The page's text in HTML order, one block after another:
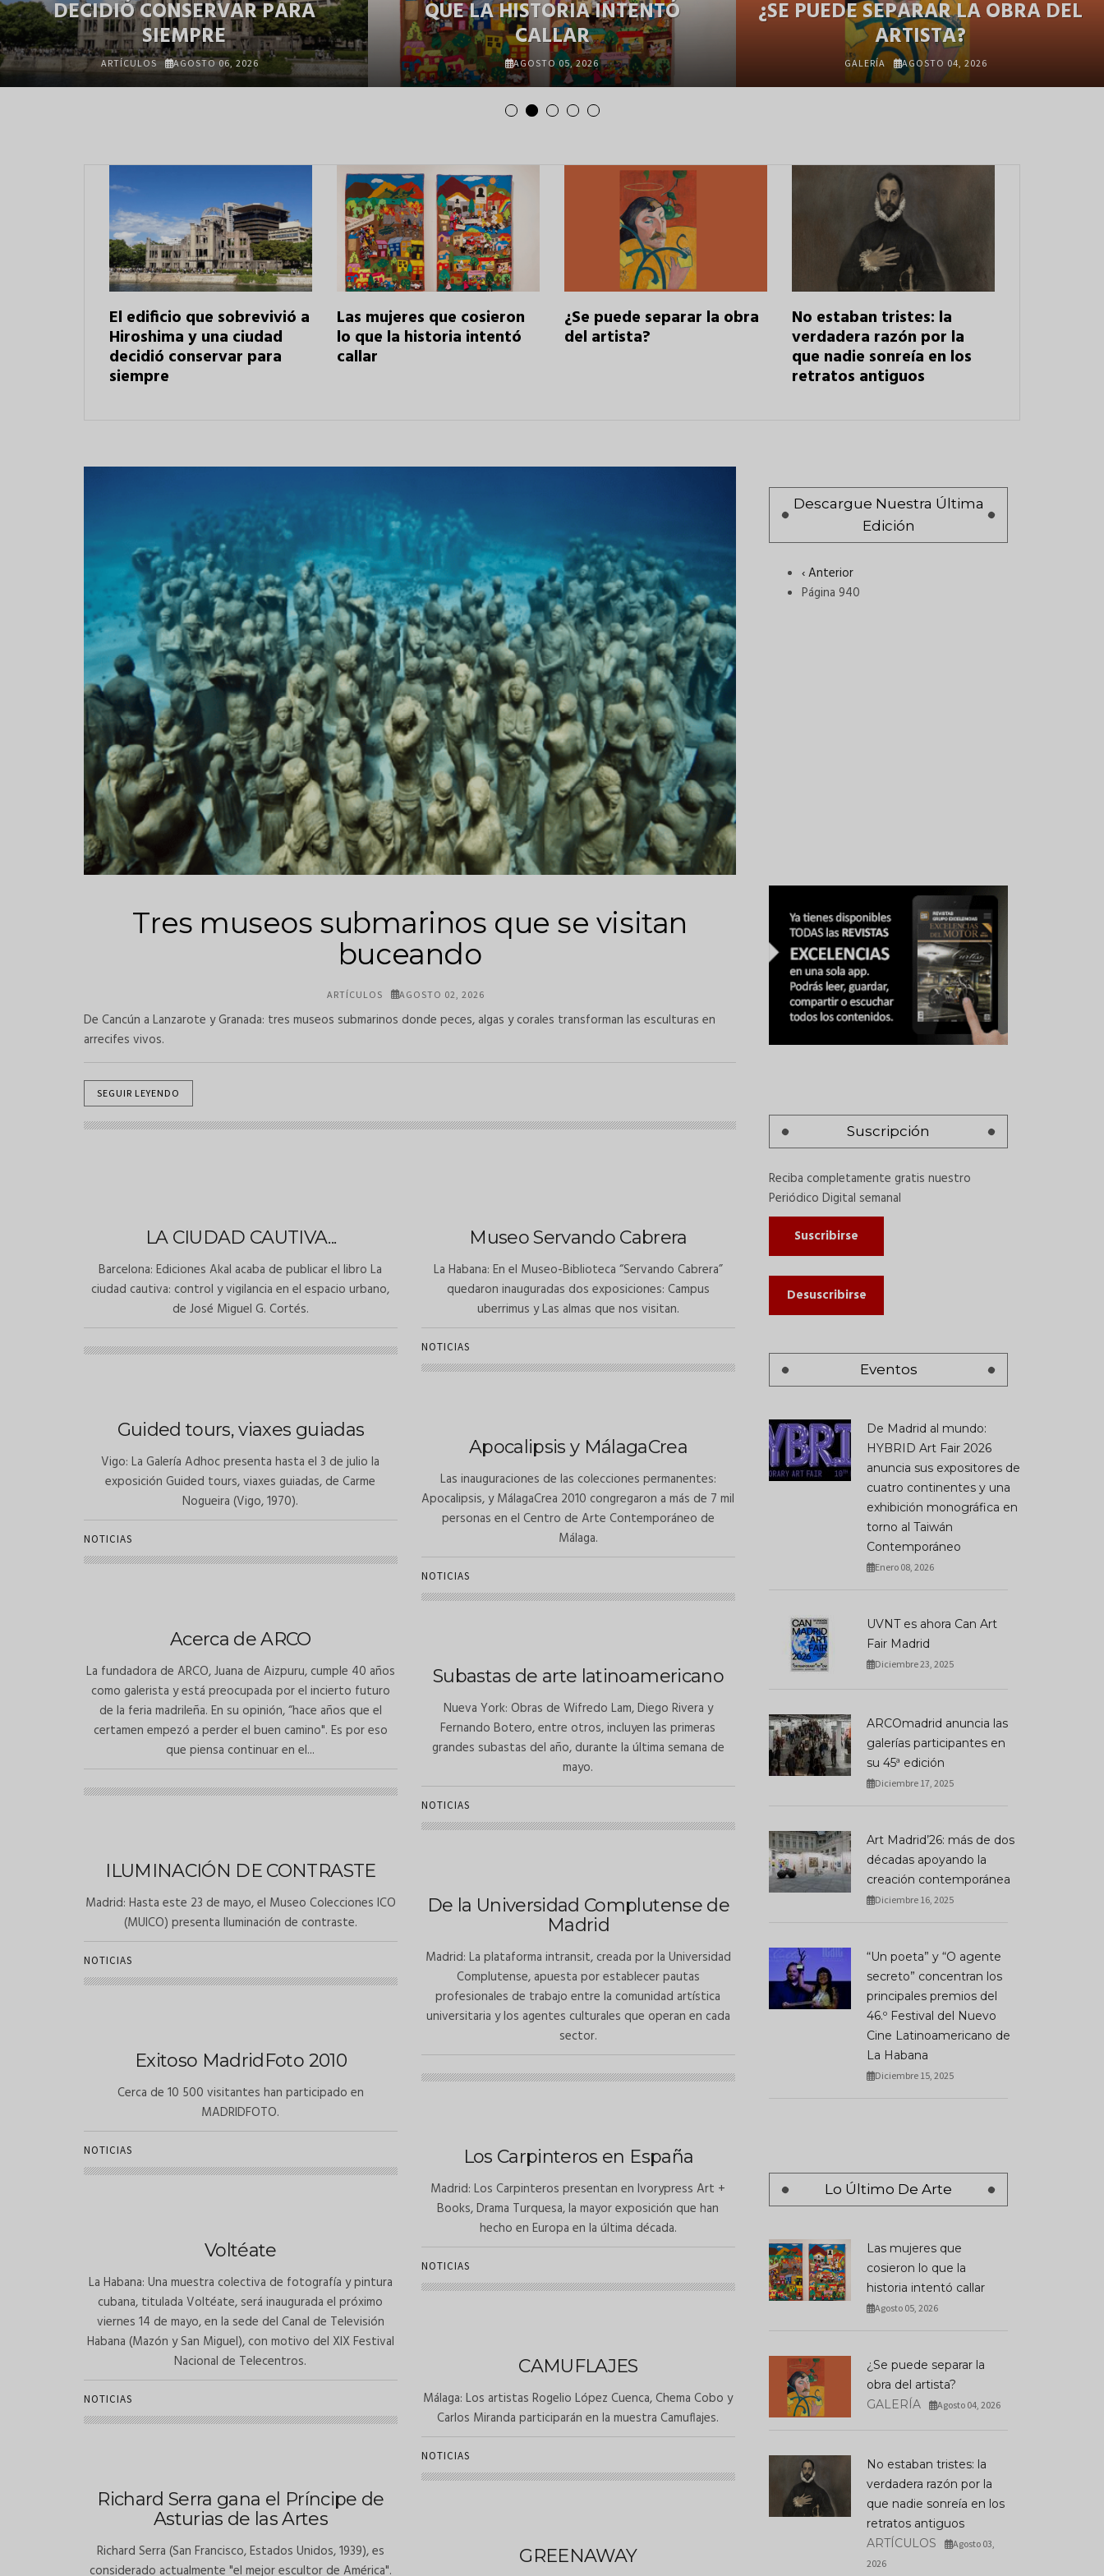
DECIDIÓ CONSERVAR PARA
SIEMPRE
ARTÍCULOS AGOSTO 06, 2026
QUE LA HISTORIA INTENTÓ
CALLAR
AGOSTO 05, 2026
¿SE PUEDE SEPARAR LA OBRA DEL
ARTISTA?
GALERÍA AGOSTO 04, 2026
El edificio que sobrevivió a
Hiroshima y una ciudad
decidió conservar para
siempre
Las mujeres que cosieron
lo que la historia intentó
callar
¿Se puede separar la obra
del artista?
No estaban tristes: la
verdadera razón por la
que nadie sonreía en los
retratos antiguos
Tres museos submarinos que se visitan
buceando
ARTÍCULOS AGOSTO 02, 2026
De Cancún a Lanzarote y Granada: tres museos submarinos donde peces, algas y corales transforman las esculturas en
arrecifes vivos.
SEGUIR LEYENDO
LA CIUDAD CAUTIVA...
Barcelona: Ediciones Akal acaba de publicar el libro La
ciudad cautiva: control y vigilancia en el espacio urbano,
de José Miguel G. Cortés.
Museo Servando Cabrera
La Habana: En el Museo-Biblioteca “Servando Cabrera”
quedaron inauguradas dos exposiciones: Campus
uberrimus y Las almas que nos visitan.
NOTICIAS
Guided tours, viaxes guiadas
Vigo: La Galería Adhoc presenta hasta el 3 de julio la
exposición Guided tours, viaxes guiadas, de Carme
Nogueira (Vigo, 1970).
NOTICIAS
Apocalipsis y MálagaCrea
Las inauguraciones de las colecciones permanentes:
Apocalipsis, y MálagaCrea 2010 congregaron a más de 7 mil
personas en el Centro de Arte Contemporáneo de
Málaga.
NOTICIAS
Acerca de ARCO
La fundadora de ARCO, Juana de Aizpuru, cumple 40 años
como galerista y está preocupada por el incierto futuro
de la feria madrileña. En su opinión, “hace años que el
certamen empezó a perder el buen camino". Es por eso
que piensa continuar en el...
Subastas de arte latinoamericano
Nueva York: Obras de Wifredo Lam, Diego Rivera y
Fernando Botero, entre otros, incluyen las primeras
grandes subastas del año, durante la última semana de
mayo.
NOTICIAS
ILUMINACIÓN DE CONTRASTE
Madrid: Hasta este 23 de mayo, el Museo Colecciones ICO
(MUICO) presenta Iluminación de contraste.
NOTICIAS
De la Universidad Complutense de
Madrid
Madrid: La plataforma intransit, creada por la Universidad
Complutense, apuesta por establecer pautas
profesionales de trabajo entre la comunidad artística
universitaria y los agentes culturales que operan en cada
sector.
Exitoso MadridFoto 2010
Cerca de 10 500 visitantes han participado en
MADRIDFOTO.
NOTICIAS Los Carpinteros en España
Madrid: Los Carpinteros presentan en Ivorypress Art +
Books, Drama Turquesa, la mayor exposición que han
hecho en Europa en la última década.
NOTICIAS
Voltéate
La Habana: Una muestra colectiva de fotografía y pintura
cubana, titulada Voltéate, será inaugurada el próximo
viernes 14 de mayo, en la sede del Canal de Televisión
Habana (Mazón y San Miguel), con motivo del XIX Festival
Nacional de Telecentros.
NOTICIAS
CAMUFLAJES
Málaga: Los artistas Rogelio López Cuenca, Chema Cobo y
Carlos Miranda participarán en la muestra Camuflajes.
NOTICIAS
Richard Serra gana el Príncipe de
Asturias de las Artes
Richard Serra (San Francisco, Estados Unidos, 1939), es
considerado actualmente "el mejor escultor de América".
GREENAWAY
Descargue Nuestra Última
Edición
Paginación
Página
anterior
‹ Anterior
Página 940
Suscripción
Reciba completamente gratis nuestro
Periódico Digital semanal
Suscribirse
Desuscribirse
Eventos
De Madrid al mundo:
HYBRID Art Fair 2026
anuncia sus expositores de
cuatro continentes y una
exhibición monográfica en
torno al Taiwán
Contemporáneo
Enero 08, 2026
UVNT es ahora Can Art
Fair Madrid
Diciembre 23, 2025
ARCOmadrid anuncia las
galerías participantes en
su 45ª edición
Diciembre 17, 2025
Art Madrid’26: más de dos
décadas apoyando la
creación contemporánea
Diciembre 16, 2025
“Un poeta” y “O agente
secreto” concentran los
principales premios del
46.º Festival del Nuevo
Cine Latinoamericano de
La Habana
Diciembre 15, 2025
Lo Último De Arte
Las mujeres que
cosieron lo que la
historia intentó callar
Agosto 05, 2026
¿Se puede separar la
obra del artista?
GALERÍA
Agosto 04, 2026
No estaban tristes: la
verdadera razón por la
que nadie sonreía en los
retratos antiguos
ARTÍCULOS
Agosto 03,
2026